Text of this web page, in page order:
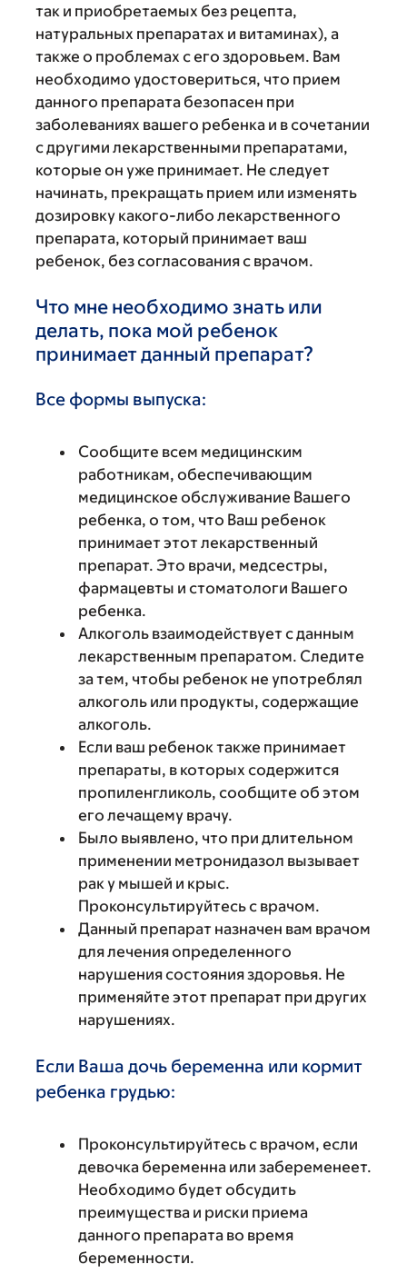
так и приобретаемых без рецепта,
натуральных препаратах и витаминах), а
также о проблемах с его здоровьем. Вам
необходимо удостовериться, что прием
данного препарата безопасен при
заболеваниях вашего ребенка и в сочетании
с другими лекарственными препаратами,
которые он уже принимает. Не следует
начинать, прекращать прием или изменять
дозировку какого-либо лекарственного
препарата, который принимает ваш
ребенок, без согласования с врачом.
Что мне необходимо знать или
делать, пока мой ребенок
принимает данный препарат?
Все формы выпуска:
Сообщите всем медицинским
работникам, обеспечивающим
медицинское обслуживание Вашего
ребенка, о том, что Ваш ребенок
принимает этот лекарственный
препарат. Это врачи, медсестры,
фармацевты и стоматологи Вашего
ребенка.
Алкоголь взаимодействует с данным
лекарственным препаратом. Следите
за тем, чтобы ребенок не употреблял
алкоголь или продукты, содержащие
алкоголь.
Если ваш ребенок также принимает
препараты, в которых содержится
пропиленгликоль, сообщите об этом
его лечащему врачу.
Было выявлено, что при длительном
применении метронидазол вызывает
рак у мышей и крыс.
Проконсультируйтесь с врачом.
Данный препарат назначен вам врачом
для лечения определенного
нарушения состояния здоровья. Не
применяйте этот препарат при других
нарушениях.
Если Ваша дочь беременна или кормит
ребенка грудью:
Проконсультируйтесь с врачом, если
девочка беременна или забеременеет.
Необходимо будет обсудить
преимущества и риски приема
данного препарата во время
беременности.